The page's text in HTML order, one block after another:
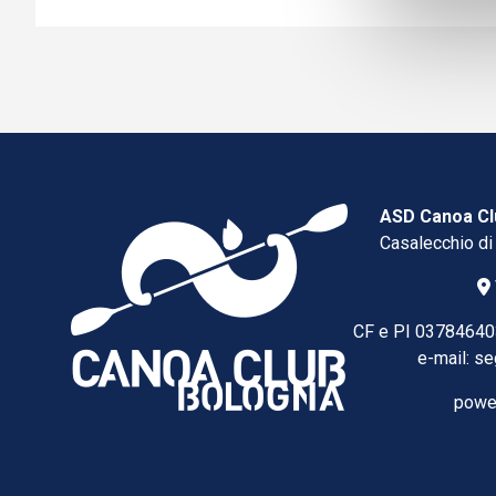
ASD Canoa
Casalecchio
CF e PI
e-mail: